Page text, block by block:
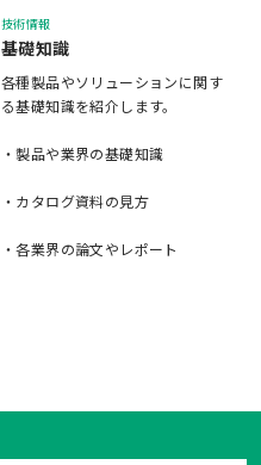
技術情報
基礎知識
各種製品やソリューションに関す
る基礎知識を紹介します。
・製品や業界の基礎知識
・カタログ資料の見方
・各業界の論文やレポート